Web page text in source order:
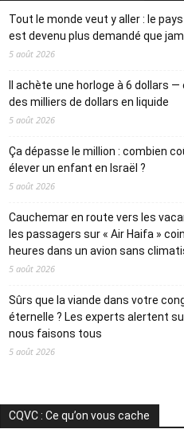
Tout le monde veut y aller : le
est devenu plus demandé que
5 août 2026
Il achète une horloge à 6 dollars
des milliers de dollars en liquide
5 août 2026
Ça dépasse le million : combien
élever un enfant en Israël ?
5 août 2026
Cauchemar en route vers les
les passagers sur « Air Haifa »
heures dans un avion sans
5 août 2026
Sûrs que la viande dans votre
éternelle ? Les experts alertent
nous faisons tous
5 août 2026
CQVC : Ce qu’on vous cache